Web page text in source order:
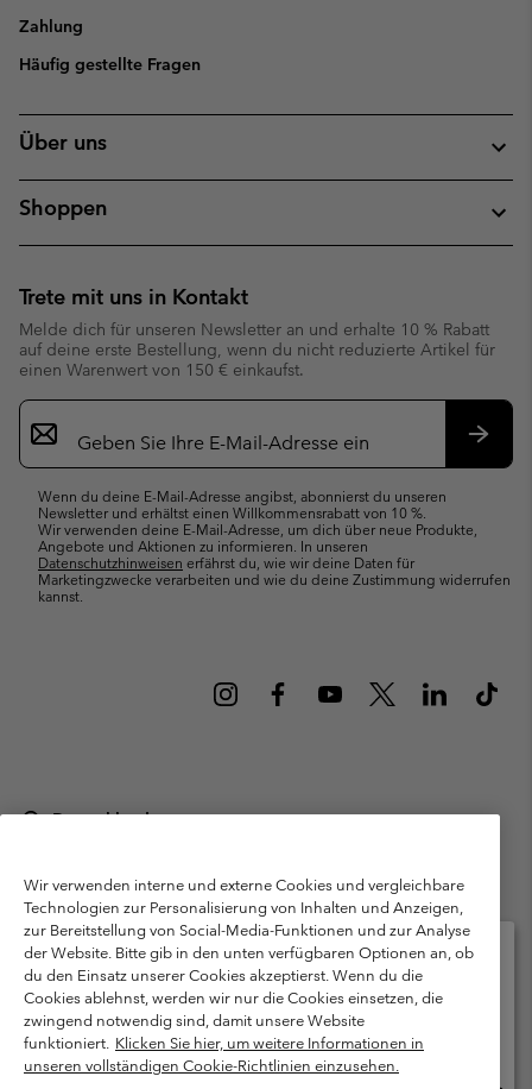
Zahlung
Häufig gestellte Fragen
Über uns
Shoppen
Trete mit uns in Kontakt
Melde dich für unseren Newsletter an und erhalte 10 % Rabatt
auf deine erste Bestellung, wenn du nicht reduzierte Artikel für
einen Warenwert von 150 € einkaufst.
Newsletter-
Anmeldung
Wenn du deine E-Mail-Adresse angibst, abonnierst du unseren
Newsletter und erhältst einen Willkommensrabatt von 10 %.
Wir verwenden deine E-Mail-Adresse, um dich über neue Produkte,
Angebote und Aktionen zu informieren. In unseren
Datenschutzhinweisen erfährst du, wie wir deine Daten für
Marketingzwecke verarbeiten und wie du deine Zustimmung widerrufen
kannst.
Deutschland
München Deutschland. Alle Rechte vorbehalten.
Nutzungsbedingungen
Allgemeine Verkaufsbedingungen
Garantie
Datenschutzerklärung
Bestimmungen und Bedingungen des Mitglieder Programms
Nutzungsbedingungen Für Nutzergenerierte Inhalte
Cookies
Public CBCR
Wir verwenden interne und externe Cookies und vergleichbare
Technologien zur Personalisierung von Inhalten und Anzeigen,
zur Bereitstellung von Social-Media-Funktionen und zur Analyse
der Website. Bitte gib in den unten verfügbaren Optionen an, ob
du den Einsatz unserer Cookies akzeptierst. Wenn du die
Cookies ablehnst, werden wir nur die Cookies einsetzen, die
zwingend notwendig sind, damit unsere Website
funktioniert. Klicken Sie hier, um weitere Informationen in
unseren vollständigen Cookie-Richtlinien einzusehen.
Bitte wählen Sie Ihr Lieferland und Ihre Sprache
Online-Einkauf verfügbar